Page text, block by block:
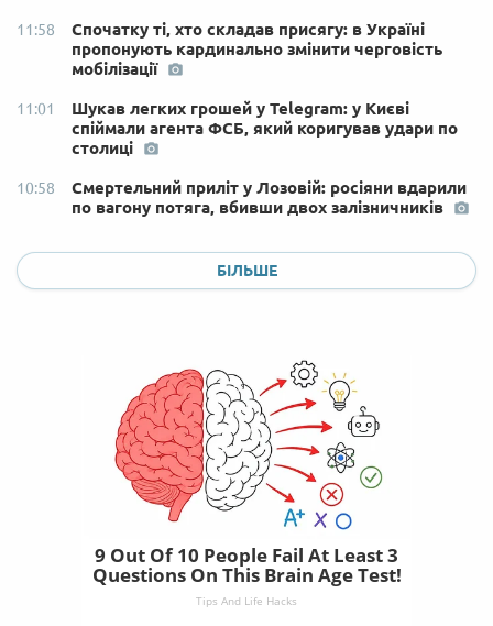
11:58
Спочатку ті, хто складав присягу: в Україні
пропонують кардинально змінити черговість
мобілізації
11:01
Шукав легких грошей у Telegram: у Києві
спіймали агента ФСБ, який коригував удари по
столиці
10:58
Смертельний приліт у Лозовій: росіяни вдарили
по вагону потяга, вбивши двох залізничників
БІЛЬШЕ
9 Out Of 10 People Fail At Least 3
Questions On This Brain Age Test!
Tips And Life Hacks